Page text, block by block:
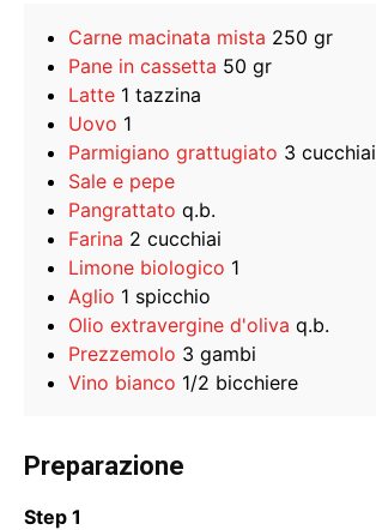
Carne macinata mista 250 gr
Pane in cassetta 50 gr
Latte 1 tazzina
Uovo 1
Parmigiano grattugiato 3 cucchiai
Sale e pepe
Pangrattato q.b.
Farina 2 cucchiai
Limone biologico 1
Aglio 1 spicchio
Olio extravergine d'oliva q.b.
Prezzemolo 3 gambi
Vino bianco 1/2 bicchiere
Preparazione
Step 1